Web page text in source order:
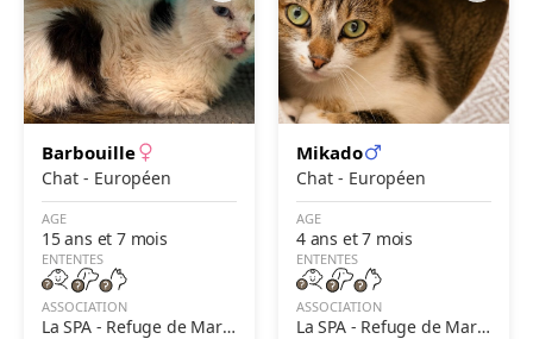
Barbouille
Chat - Européen
AGE
15 ans et 7 mois
ENTENTES
ASSOCIATION
La SPA - Refuge de Mare
Mikado
Chat - Européen
AGE
4 ans et 7 mois
ENTENTES
ASSOCIATION
La SPA - Refuge de Mare